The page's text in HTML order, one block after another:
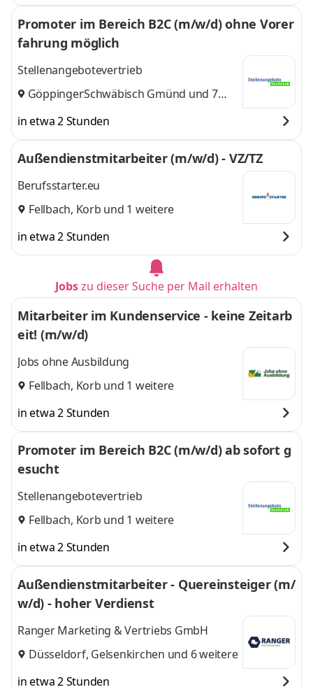
Promoter im Bereich B2C (m/w/d) ohne Vorer
fahrung möglich
Stellenangebotevertrieb
Göppingen,
Schwäbisch Gmünd und 7
in etwa 2 Stunden
Außendienstmitarbeiter (m/w/d) - VZ/TZ
Berufsstarter.eu
Fellbach, Korb und 1 weitere
in etwa 2 Stunden
Jobszu dieser Suche per Mail erhalten
Mitarbeiter im Kundenservice - keine Zeitarb
eit! (m/w/d)
Jobs ohne Ausbildung
Fellbach, Korb und 1 weitere
in etwa 2 Stunden
Promoter im Bereich B2C (m/w/d) ab sofort g
esucht
Stellenangebotevertrieb
Fellbach, Korb und 1 weitere
in etwa 2 Stunden
Außendienstmitarbeiter - Quereinsteiger (m/
w/d) - hoher Verdienst
Ranger Marketing & Vertriebs GmbH
Düsseldorf, Gelsenkirchen und 6 weitere
in etwa 2 Stunden